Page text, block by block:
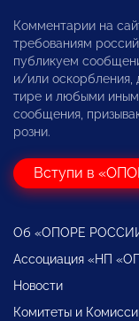
Комментарии на
требованиям
публикуем
и/или оскорбления,
тире и любыми
сообщения,
розни.
Вступи в
Об «ОПОРЕ
Ассоциация «НП
Новости
Комитеты и